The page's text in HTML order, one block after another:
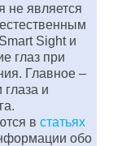
не является
Sight и
глаз при
Главное –
глаза и
в статьях
обо